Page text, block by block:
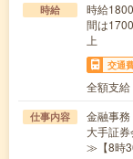
時給
時給
間は
上
交通
全額支給
仕事内容
金融事務
大手証
≫【8時